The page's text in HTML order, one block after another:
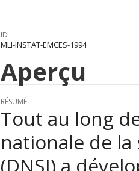
ID
MLI-INSTAT-EMCES-1994
Aperçu
RÉSUMÉ
Tout au long
nationale de
(DNSI) a